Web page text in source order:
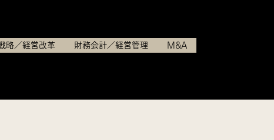
略／経営改革 財務会計／経営管理 M&A